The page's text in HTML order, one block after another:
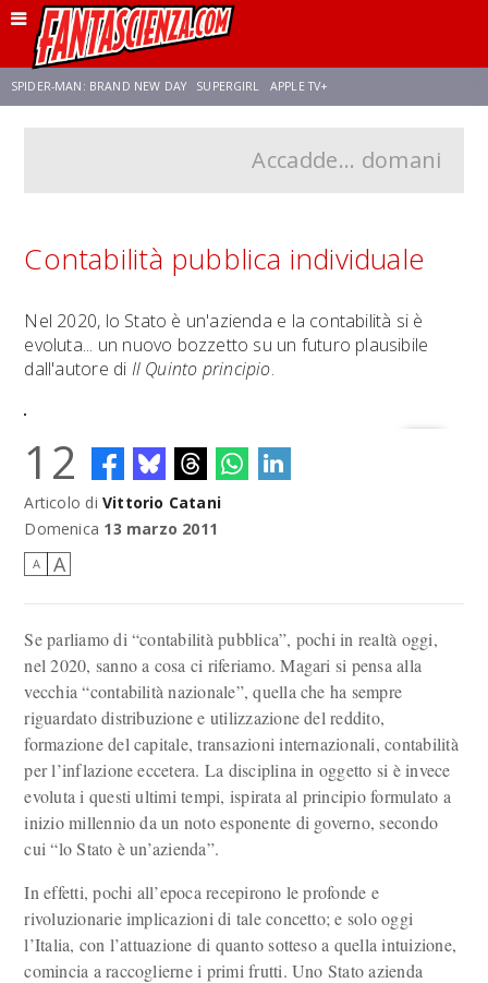
SPIDER-MAN: BRAND NEW DAY SUPERGIRL APPLE TV+
STAR TREK AVENGERS: DOOMSDAY
Accadde... domani
Contabilità pubblica individuale
Nel 2020, lo Stato è un'azienda e la contabilità si è
evoluta... un nuovo bozzetto su un futuro plausibile
dall'autore di Il Quinto principio.
12
Articolo di Vittorio Catani
Domenica 13 marzo 2011
A A
Se parliamo di “contabilità pubblica”, pochi in realtà oggi,
nel 2020, sanno a cosa ci riferiamo. Magari si pensa alla
vecchia “contabilità nazionale”, quella che ha sempre
riguardato distribuzione e utilizzazione del reddito,
formazione del capitale, transazioni internazionali, contabilità
per l’inflazione eccetera. La disciplina in oggetto si è invece
evoluta i questi ultimi tempi, ispirata al principio formulato a
inizio millennio da un noto esponente di governo, secondo
cui “lo Stato è un’azienda”.
In effetti, pochi all’epoca recepirono le profonde e
rivoluzionarie implicazioni di tale concetto; e solo oggi
l’Italia, con l’attuazione di quanto sotteso a quella intuizione,
comincia a raccoglierne i primi frutti. Uno Stato azienda